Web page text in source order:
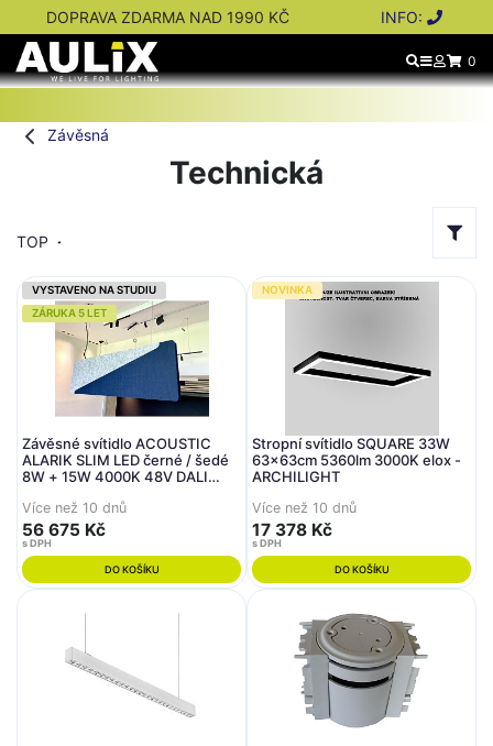
DOPRAVA ZDARMA NAD 1990 KČ INFO:
0
Závěsná
Technická
TOP
VYSTAVENO NA STUDIU
ZÁRUKA 5 LET
Závěsné svítidlo ACOUSTIC
ALARIK SLIM LED černé / šedé
8W + 15W 4000K 48V DALI
Více než 10 dnů
56 675 Kč
s DPH
DO KOŠÍKU
NOVINKA
Stropní svítidlo SQUARE 33W
63x63cm 5360lm 3000K elox -
ARCHILIGHT
Více než 10 dnů
17 378 Kč
s DPH
DO KOŠÍKU